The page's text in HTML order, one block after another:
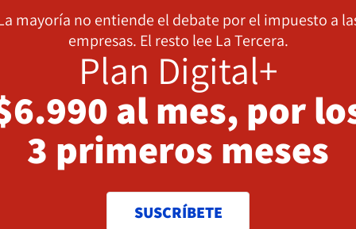
mayoría no entiende el debate por el impuesto a
empresas. El resto lee La Tercera.
Plan Digital+
al mes, por
3 primeros meses
SUSCRÍBETE